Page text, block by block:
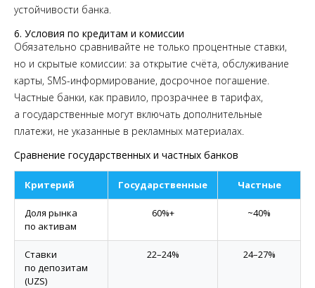
устойчивости банка.
6. Условия по кредитам и комиссии
Обязательно сравнивайте не только процентные ставки,
но и скрытые комиссии: за открытие счёта, обслуживание
карты, SMS-информирование, досрочное погашение.
Частные банки, как правило, прозрачнее в тарифах,
а государственные могут включать дополнительные
платежи, не указанные в рекламных материалах.
Сравнение государственных и частных банков
Критерий Государственные Частные
Доля рынка
по активам
60%+ ~40%
Ставки
по депозитам
(UZS)
22–24% 24–27%